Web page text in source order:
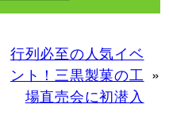
行列必至の人気イベ
ント！三黒製菓の工
場直売会に初潜入
»